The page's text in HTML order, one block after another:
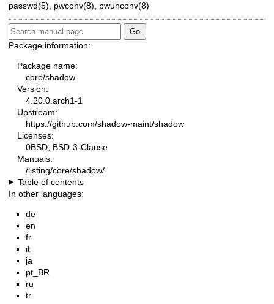
passwd(5), pwconv(8), pwunconv(8)
Package information:
Package name:
core/shadow
Version:
4.20.0.arch1-1
Upstream:
https://github.com/shadow-maint/shadow
Licenses:
0BSD, BSD-3-Clause
Manuals:
/listing/core/shadow/
Table of contents
In other languages:
de
en
fr
it
ja
pt_BR
ru
tr